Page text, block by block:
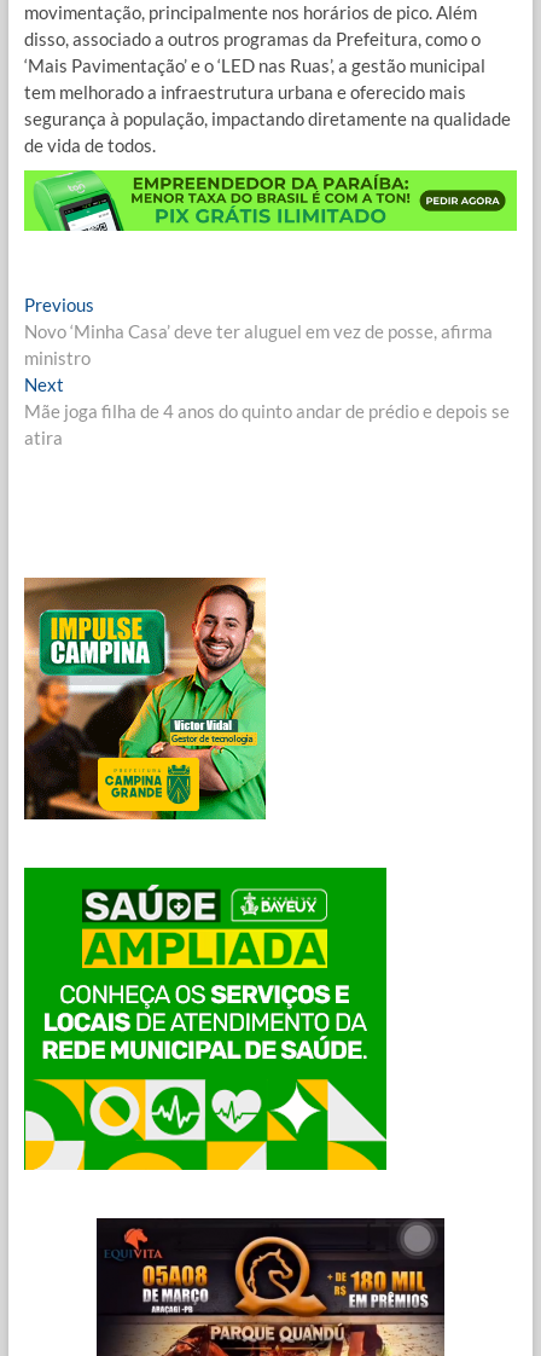
movimentação, principalmente nos horários de pico. Além
disso, associado a outros programas da Prefeitura, como o
‘Mais Pavimentação’ e o ‘LED nas Ruas’, a gestão municipal
tem melhorado a infraestrutura urbana e oferecido mais
segurança à população, impactando diretamente na qualidade
de vida de todos.
Navegação
de
Post
PreviousPrevious
post:
Novo ‘Minha Casa’ deve ter aluguel em vez de posse, afirma
ministro
NextNext
post:
Mãe joga filha de 4 anos do quinto andar de prédio e depois se
atira